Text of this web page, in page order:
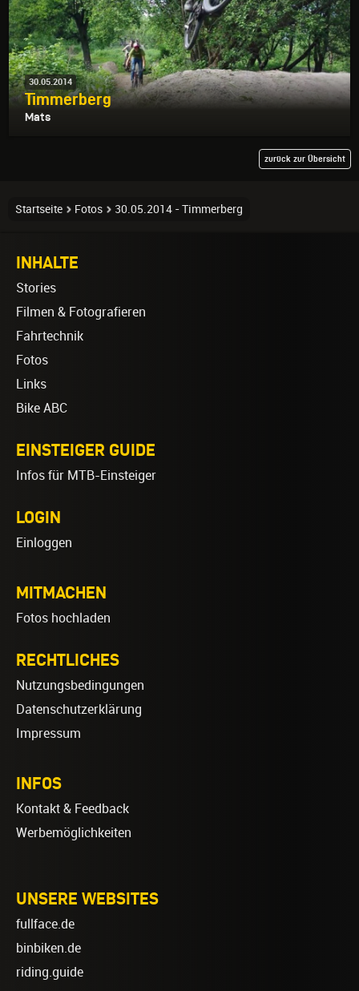
30.05.2014
Timmerberg
Mats
zurück zur Übersicht
Startseite Fotos 30.05.2014 - Timmerberg
INHALTE
Stories
Filmen & Fotografieren
Fahrtechnik
Fotos
Links
Bike ABC
EINSTEIGER GUIDE
Infos für MTB-Einsteiger
LOGIN
Einloggen
MITMACHEN
Fotos hochladen
RECHTLICHES
Nutzungsbedingungen
Datenschutzerklärung
Impressum
INFOS
Kontakt & Feedback
Werbemöglichkeiten
UNSERE WEBSITES
fullface.de
binbiken.de
riding.guide